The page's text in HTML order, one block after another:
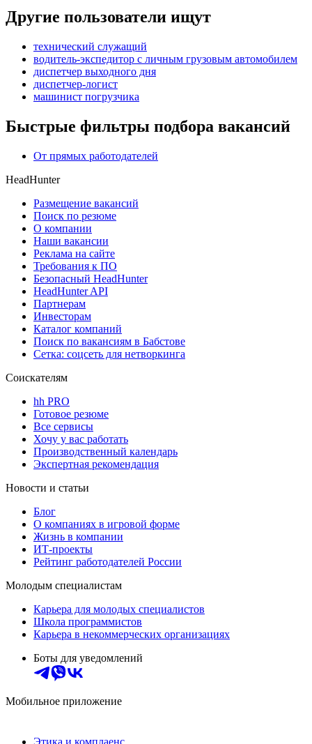
Другие пользователи ищут
технический служащий
водитель-экспедитор с личным грузовым автомобилем
диспетчер выходного дня
диспетчер-логист
машинист погрузчика
Быстрые фильтры подбора вакансий
От прямых работодателей
HeadHunter
Размещение вакансий
Поиск по резюме
О компании
Наши вакансии
Реклама на сайте
Требования к ПО
Безопасный HeadHunter
HeadHunter API
Партнерам
Инвесторам
Каталог компаний
Поиск по вакансиям в Бабстове
Сетка: соцсеть для нетворкинга
Соискателям
hh PRO
Готовое резюме
Все сервисы
Хочу у вас работать
Производственный календарь
Экспертная рекомендация
Новости и статьи
Блог
О компаниях в игровой форме
Жизнь в компании
ИТ-проекты
Рейтинг работодателей России
Молодым специалистам
Карьера для молодых специалистов
Школа программистов
Карьера в некоммерческих организациях
Боты для уведомлений
Мобильное приложение
Этика и комплаенс